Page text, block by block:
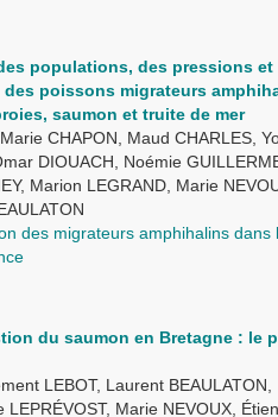
populations, des pressions et
poissons migrateurs
saumon et truite de mer
CHAPON, Maud CHARLES,
DIOUACH, Noémie
Marion LEGRAND, Marie
des migrateurs amphihalins dans
du saumon en Bretagne : le
LEBOT, Laurent BEAULATON,
LEPRÉVOST, Marie NEVOUX,